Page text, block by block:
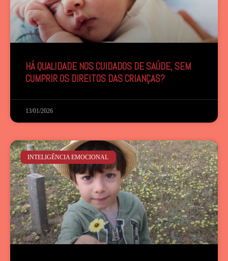
HÁ QUALIDADE NOS CUIDADOS DE SAÚDE, SEM
CUMPRIR OS DIREITOS DAS CRIANÇAS?
13/01/2026
INTELIGÊNCIA EMOCIONAL